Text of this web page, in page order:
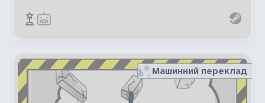
Машинний переклад